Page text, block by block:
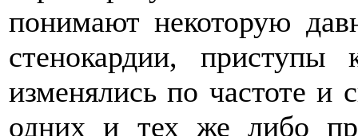
понимают некоторую
стенокардии,
изменялись по частоте и
одних и тех же либо